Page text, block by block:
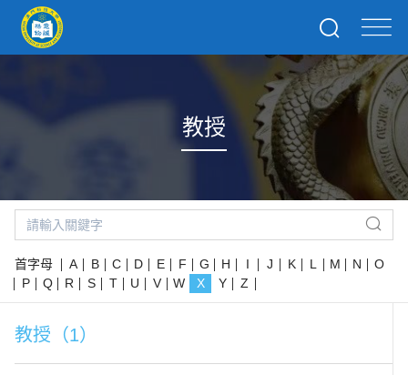
教授
首字母 A B C D E F G H I J K L M N
O
P
Q R S T U V W X Y Z
教授（1）